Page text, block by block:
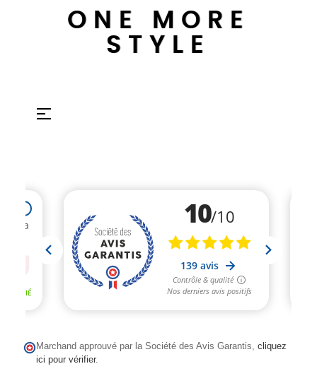
ONE MORE
STYLE
Basculer
☰
Marchand approuvé par la Société des Avis Garantis, cliquez
ici pour vérifier.